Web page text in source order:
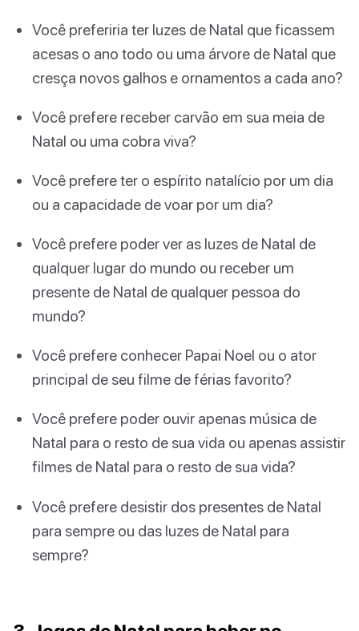
Você preferiria ter luzes de Natal que ficassem
acesas o ano todo ou uma árvore de Natal que
cresça novos galhos e ornamentos a cada ano?
Você prefere receber carvão em sua meia de
Natal ou uma cobra viva?
Você prefere ter o espírito natalício por um dia
ou a capacidade de voar por um dia?
Você prefere poder ver as luzes de Natal de
qualquer lugar do mundo ou receber um
presente de Natal de qualquer pessoa do
mundo?
Você prefere conhecer Papai Noel ou o ator
principal de seu filme de férias favorito?
Você prefere poder ouvir apenas música de
Natal para o resto de sua vida ou apenas assistir
filmes de Natal para o resto de sua vida?
Você prefere desistir dos presentes de Natal
para sempre ou das luzes de Natal para
sempre?